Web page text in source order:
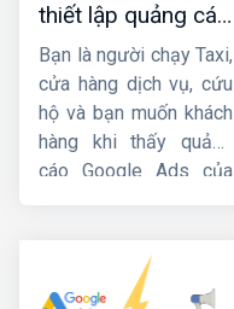
thiết lập quảng cáo
cuộc gọi Google
Ads chi tiết từ A-Z
Bạn là người chạy Taxi,
cửa hàng dịch vụ, cứu
hộ và bạn muốn khách
hàng khi thấy quảng
cáo Google Ads của
thoại chứ không cần
truy cập Website. Vậy